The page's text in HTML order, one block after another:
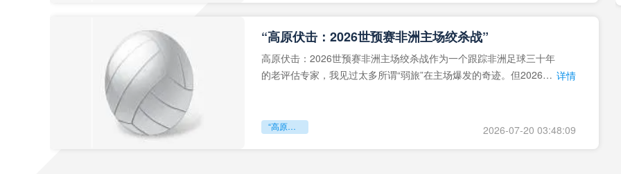
“高原伏击：2026世预赛非洲主场绞杀战”
高原伏击：2026世预赛非洲主场绞杀战作为一个跟踪非洲足球三十年
的老评估专家，我见过太多所谓“弱旅”在主场爆发的奇迹。但2026年 详情
“高原伏击：2026世预赛非洲主场绞杀战” 2026-07-20 03:48:09